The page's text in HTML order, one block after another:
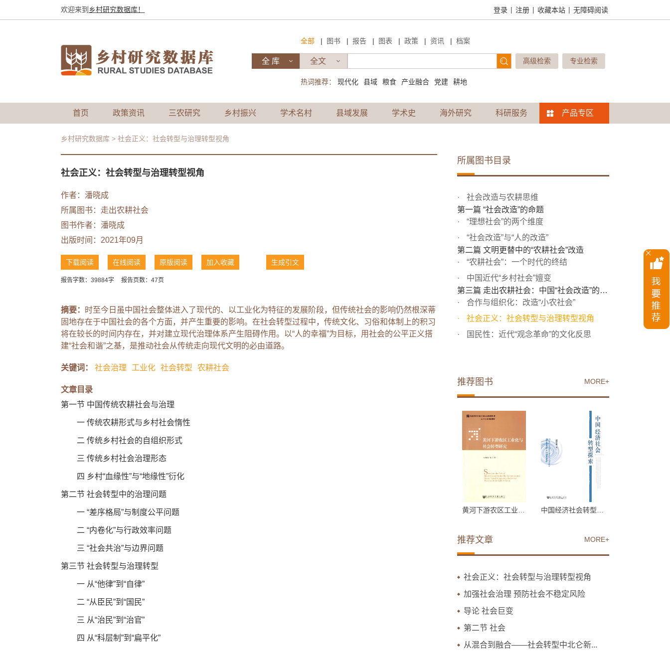
欢迎来到 乡村研究数据库！ 登录 | 注册 | 收藏本站 | 无障碍阅读
全部 | 图书 | 报告 | 图表 | 政策 | 资讯 | 档案
高级检索 专业检索
热词推荐： 现代化 县域 粮食 产业融合 党建 耕地
首页 政策资讯 三农研究 乡村振兴 学术名村 县域发展 学术史 海外研究 科研服务 产品专区
乡村研究数据库 > 社会正义：社会转型与治理转型视角
社会正义：社会转型与治理转型视角
作者： 潘晓成
所属图书： 走出农耕社会
图书作者： 潘晓成
出版时间：2021年09月
下载阅读 在线阅读 原版阅读 加入收藏 生成引文
报告字数：39884字 报告页数：47页
摘要：
时至今日虽中国社会整体进入了现代的、以工业化为特征的发展阶段，但传统社会的影响仍然根深蒂
固地存在于中国社会的各个方面，并产生重要的影响。在社会转型过程中，传统文化、习俗和体制上的积习
将在较长的时间内存在，并对建立现代治理体系产生阻碍作用。以“人的幸福”为目标，用社会的公平正义搭
建“社会和谐”之基，是推动社会从传统走向现代文明的必由道路。
关键词： 社会治理 工业化 社会转型 农耕社会
文章目录
第一节 中国传统农耕社会与治理
一 传统农耕形式与乡村社会惰性
二 传统乡村社会的自组织形式
三 传统乡村社会治理形态
四 乡村“血缘性”与“地缘性”衍化
第二节 社会转型中的治理问题
一 “差序格局”与制度公平问题
二 “内卷化”与行政效率问题
三 “社会共治”与边界问题
第三节 社会转型与治理转型
一 从“他律”到“自律”
二 “从臣民”到“国民”
三 从“治民”到“治官”
四 从“科层制”到“扁平化”
所属图书目录
社会改造与农耕思维
第一篇 “社会改造”的命题
“理想社会”的两个维度
“社会改造”与“人的改造”
第二篇 文明更替中的“农耕社会”改造
“农耕社会”：一个时代的终结
中国近代“乡村社会”嬗变
第三篇 走出农耕社会：中国“社会改造”的三个视角
合作与组织化：改造“小农社会”
社会正义：社会转型与治理转型视角
国民性：近代“观念革命”的文化反思
MORE+
推荐图书
MORE+
推荐文章
社会正义：社会转型与治理转型视角
加强社会治理 预防社会不稳定风险
导论 社会巨变
第二节 社会
从混合到融合——社会转型中北仑新...